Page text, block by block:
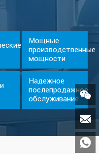
Мощные
производственные
мощности
Надежное
послепродажное
обслуживание

